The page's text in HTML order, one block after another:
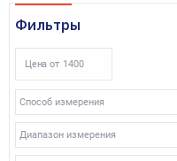
Фильтры
Цена от
Способ измерения
Диапазон измерения